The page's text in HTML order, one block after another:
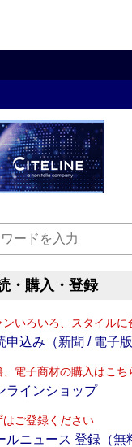
・購入・登録
ンいろいろ、スタイルに
申込み（新聞 / 電子版
、電子商材の購入はこち
ラインショップ
はご登録ください
ルニュース 登録（無